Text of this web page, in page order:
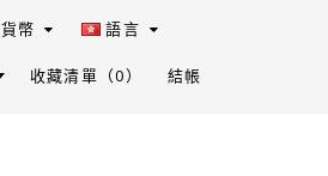
貨幣 語言
收藏清單（0） 結帳